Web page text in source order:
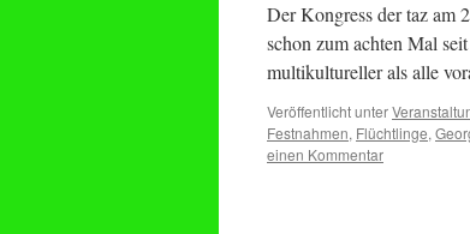
Der Kongress der taz am
schon zum achten Mal
multikultureller als alle
Veröffentlicht unter
Festnahmen, Flüchtlinge,
einen Kommentar